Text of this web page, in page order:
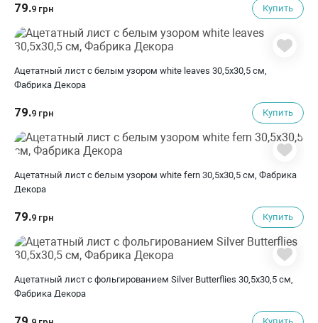
79.9 грн Купить
Ацетатный лист с белым узором white leaves 30,5х30,5 см,
Фабрика Декора
79.9 грн Купить
Ацетатный лист с белым узором white fern 30,5х30,5 см, Фабрика
Декора
79.9 грн Купить
Ацетатный лист с фольгированием Silver Butterflies 30,5х30,5 см,
Фабрика Декора